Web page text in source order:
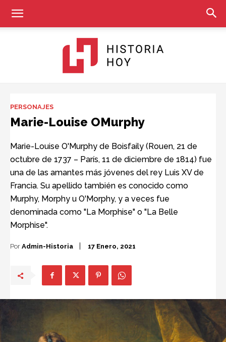
Hoy
PERSONAJES
Marie-Louise OMurphy
Marie-Louise O'Murphy de Boisfaily (Rouen, 21 de
octubre de 1737 – París, 11 de diciembre de 1814) fue
una de las amantes más jóvenes del rey Luis XV de
Francia. Su apellido también es conocido como
Murphy, Morphy u O'Morphy, y a veces fue
denominada como "La Morphise" o "La Belle
Morphise".
Por Admin-Historia 17 Enero, 2021